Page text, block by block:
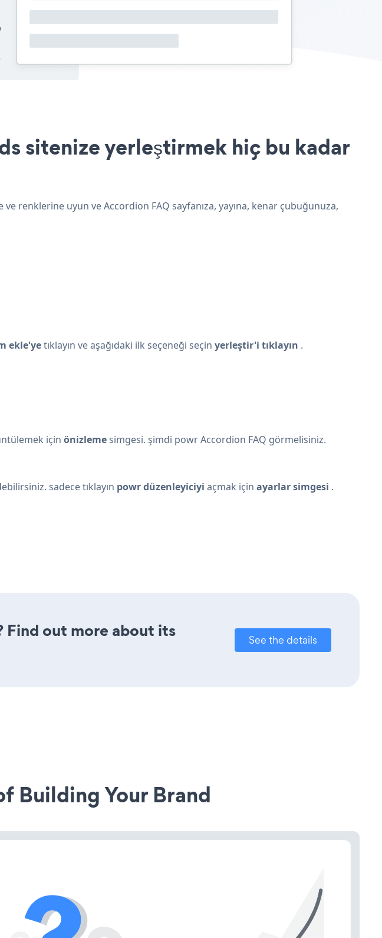
sitenize yerleştirmek hiç bu kadar
renklerine uyun ve Accordion FAQ sayfanıza, yayına, kenar çubuğunuza,
ekle'yetıklayın ve aşağıdaki ilk seçeneği seçin yerleştir'i tıklayın .
için önizlemesimgesi. şimdi powr Accordion FAQ görmelisiniz.
sadece tıklayın powr düzenleyiciyi açmak için ayarlar simgesi .
Find out more about its
See the details
Building Your Brand